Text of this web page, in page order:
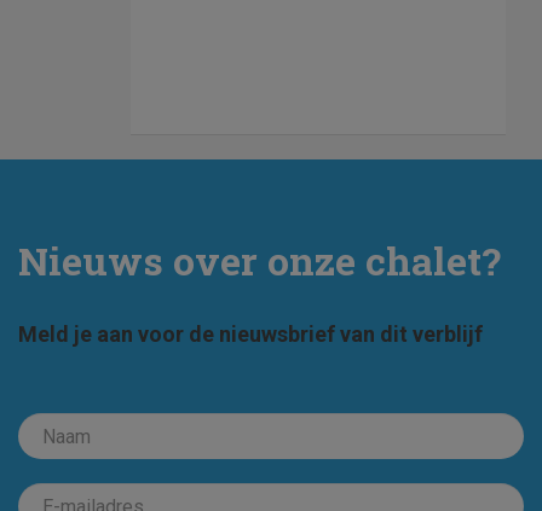
Nieuws over onze chalet?
Meld je aan voor de nieuwsbrief van dit verblijf